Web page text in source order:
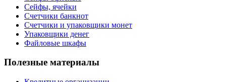
Сейфы, ячейки
Счетчики банкнот
Счетчики и упаковщики монет
Упаковщики денег
Файловые шкафы
Полезные материалы